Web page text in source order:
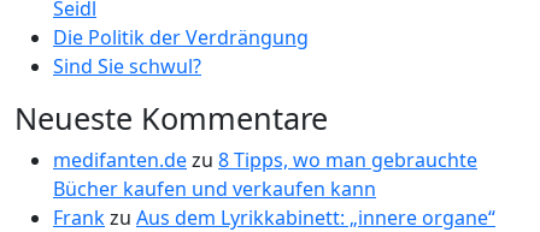
Seidl
Die Politik der Verdrängung
Sind Sie schwul?
Neueste Kommentare
medifanten.dezu 8 Tipps, wo man gebrauchte
Bücher kaufen und verkaufen kann
Frankzu Aus dem Lyrikkabinett: „innere organe“